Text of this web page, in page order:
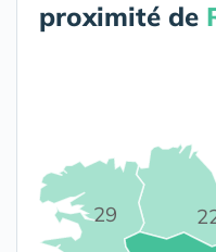
proximité de
29